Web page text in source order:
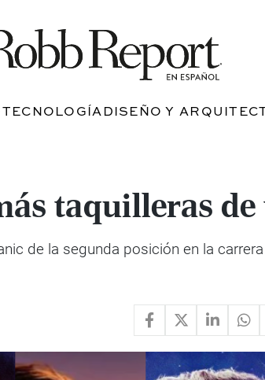
TECNOLOGÍADISEÑO Y
taquilleras
de la segunda posición en la